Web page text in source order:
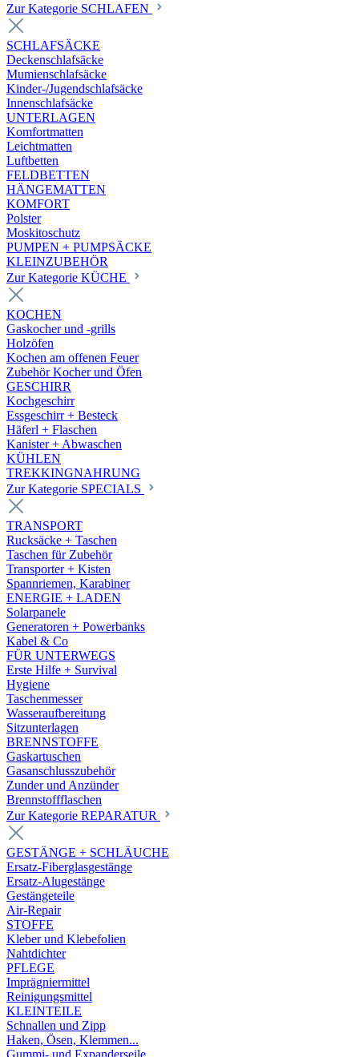
Zur Kategorie SCHLAFEN
SCHLAFSÄCKE
Deckenschlafsäcke
Mumienschlafsäcke
Kinder-/Jugendschlafsäcke
Innenschlafsäcke
UNTERLAGEN
Komfortmatten
Leichtmatten
Luftbetten
FELDBETTEN
HÄNGEMATTEN
KOMFORT
Polster
Moskitoschutz
PUMPEN + PUMPSÄCKE
KLEINZUBEHÖR
Zur Kategorie KÜCHE
KOCHEN
Gaskocher und -grills
Holzöfen
Kochen am offenen Feuer
Zubehör Kocher und Öfen
GESCHIRR
Kochgeschirr
Essgeschirr + Besteck
Häferl + Flaschen
Kanister + Abwaschen
KÜHLEN
TREKKINGNAHRUNG
Zur Kategorie SPECIALS
TRANSPORT
Rucksäcke + Taschen
Taschen für Zubehör
Transporter + Kisten
Spannriemen, Karabiner
ENERGIE + LADEN
Solarpanele
Generatoren + Powerbanks
Kabel & Co
FÜR UNTERWEGS
Erste Hilfe + Survival
Hygiene
Taschenmesser
Wasseraufbereitung
Sitzunterlagen
BRENNSTOFFE
Gaskartuschen
Gasanschlusszubehör
Zunder und Anzünder
Brennstoffflaschen
Zur Kategorie REPARATUR
GESTÄNGE + SCHLÄUCHE
Ersatz-Fiberglasgestänge
Ersatz-Alugestänge
Gestängeteile
Air-Repair
STOFFE
Kleber und Klebefolien
Nahtdichter
PFLEGE
Imprägniermittel
Reinigungsmittel
KLEINTEILE
Schnallen und Zipp
Haken, Ösen, Klemmen...
Gummi- und Expanderseile